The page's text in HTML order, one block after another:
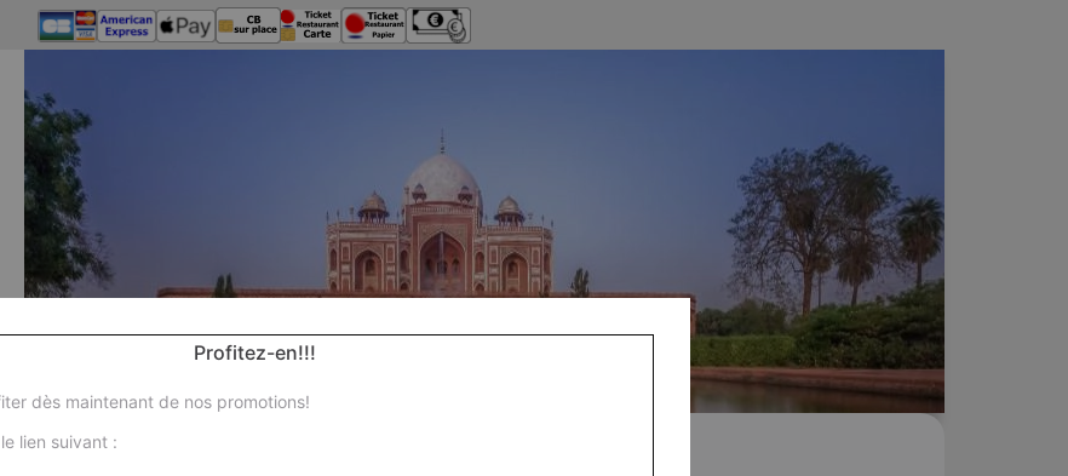
Profitez-en!!!
dès maintenant de nos promotions!
lien suivant :